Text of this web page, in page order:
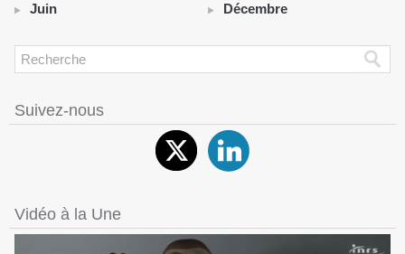
Juin
Décembre
Suivez-nous
Vidéo à la Une